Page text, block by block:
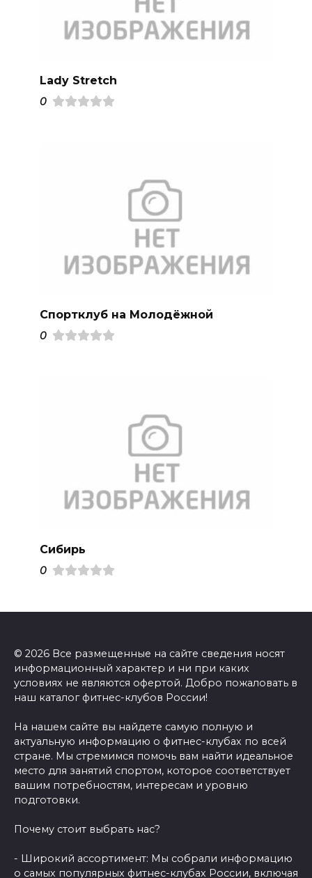
Lady Stretch
0
Спортклуб на Молодёжной
0
Сибирь
0
© 2026 Все размещенные на сайте сведения носят
информационный характер и ни при каких
условиях не являются офертой. Добро пожаловать в
наш каталог фитнес-клубов России!
На нашем сайте вы найдете самую полную и
актуальную информацию о фитнес-клубах по всей
стране. Мы стремимся помочь вам найти идеальное
место для занятий спортом, которое соответствует
вашим потребностям, интересам и уровню
подготовки.
Почему стоит выбрать нас?
- Широкий ассортимент: Мы собрали информацию
о самых популярных фитнес-клубах России, включая